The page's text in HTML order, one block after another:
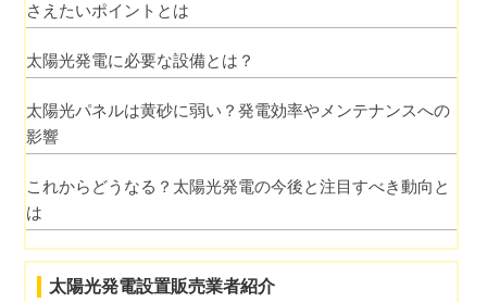
さえたいポイントとは
太陽光発電に必要な設備とは？
太陽光パネルは黄砂に弱い？発電効率やメンテナンスへの
影響
これからどうなる？太陽光発電の今後と注目すべき動向と
は
太陽光発電設置販売業者紹介